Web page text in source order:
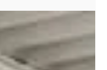
2025
wieder über großartige
Sebastian Risch